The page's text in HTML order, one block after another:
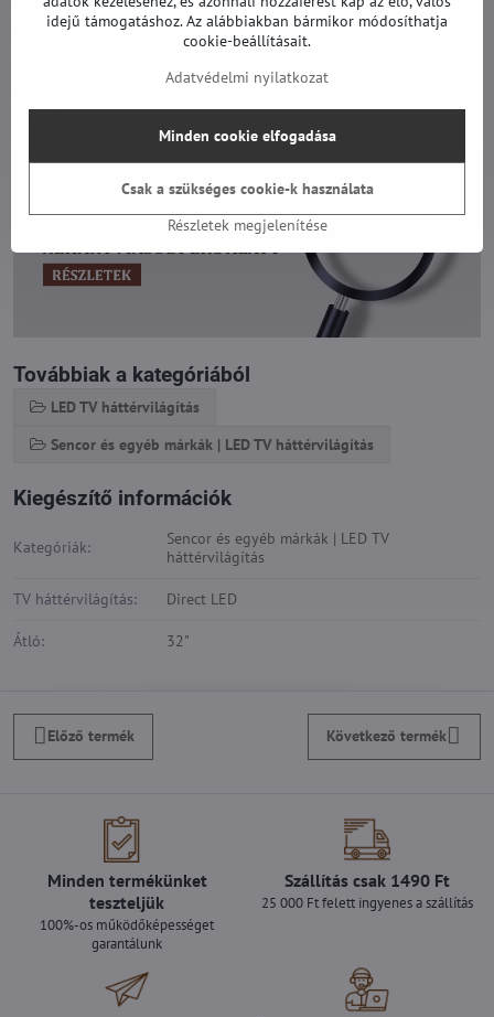
SKYMASTER 32SH1000, SKYMASTER 32SH1000-TNY-N23,
SKYMASTER 32SH2000, SKYMASTER 32SH4515, SKYMASTER
Továbbiak a kategóriából
LED TV háttérvilágítás
Sencor és egyéb márkák | LED TV háttérvilágítás
Kiegészítő információk
Kategóriák:
Sencor és egyéb márkák | LED TV
háttérvilágítás
TV háttérvilágítás: Direct LED
Átló: 32"
Előző termék Következő termék
Minden termékünket
teszteljük
100%-os működőképességet
garantálunk
Szállítás csak 1490 Ft
25 000 Ft felett ingyenes a szállítás
idejű támogatáshoz. Az alábbiakban bármikor módosíthatja
cookie-beállításait.
Adatvédelmi nyilatkozat
Részletek megjelenítése
Minden cookie elfogadása
Csak a szükséges cookie-k használata